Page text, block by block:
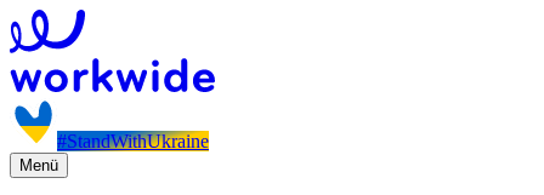
#StandWithUkraine
Menü